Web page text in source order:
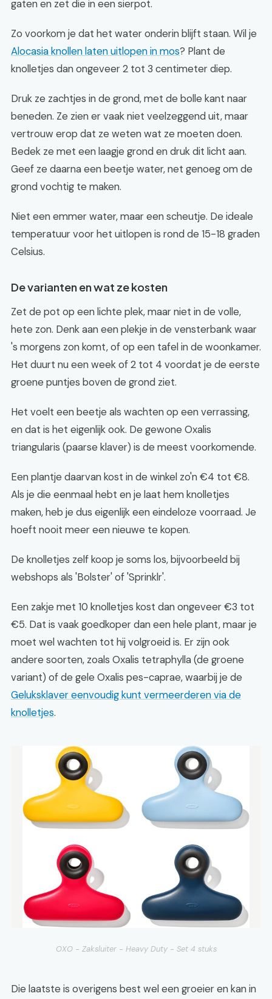
gaten en zet die in een sierpot.
Zo voorkom je dat het water onderin blijft staan. Wil je
Alocasia knollen laten uitlopen in mos? Plant de
knolletjes dan ongeveer 2 tot 3 centimeter diep.
Druk ze zachtjes in de grond, met de bolle kant naar
beneden. Ze zien er vaak niet veelzeggend uit, maar
vertrouw erop dat ze weten wat ze moeten doen.
Bedek ze met een laagje grond en druk dit licht aan.
Geef ze daarna een beetje water, net genoeg om de
grond vochtig te maken.
Niet een emmer water, maar een scheutje. De ideale
temperatuur voor het uitlopen is rond de 15-18 graden
Celsius.
De varianten en wat ze kosten
Zet de pot op een lichte plek, maar niet in de volle,
hete zon. Denk aan een plekje in de vensterbank waar
's morgens zon komt, of op een tafel in de woonkamer.
Het duurt nu een week of 2 tot 4 voordat je de eerste
groene puntjes boven de grond ziet.
Het voelt een beetje als wachten op een verrassing,
en dat is het eigenlijk ook. De gewone Oxalis
triangularis (paarse klaver) is de meest voorkomende.
Een plantje daarvan kost in de winkel zo'n €4 tot €8.
Als je die eenmaal hebt en je laat hem knolletjes
maken, heb je dus eigenlijk een eindeloze voorraad. Je
hoeft nooit meer een nieuwe te kopen.
De knolletjes zelf koop je soms los, bijvoorbeeld bij
webshops als 'Bolster' of 'Sprinklr'.
Een zakje met 10 knolletjes kost dan ongeveer €3 tot
€5. Dat is vaak goedkoper dan een hele plant, maar je
moet wel wachten tot hij volgroeid is. Er zijn ook
andere soorten, zoals Oxalis tetraphylla (de groene
variant) of de gele Oxalis pes-caprae, waarbij je de
Geluksklaver eenvoudig kunt vermeerderen via de
knolletjes.
OXO - Zaksluiter - Heavy Duty - Set 4 stuks
Die laatste is overigens best wel een groeier en kan in